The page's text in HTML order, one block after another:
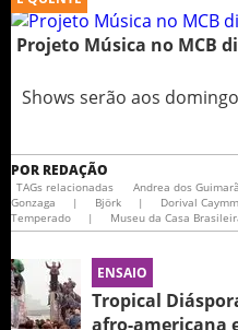
Projeto Música no MCB
Shows serão aos
POR REDAÇÃO
TAGs relacionadas Andrea dos
Gonzaga
| Björk | Dorival
Temperado
| Museu da Casa
ENSAIO
Tropical
afro-americana